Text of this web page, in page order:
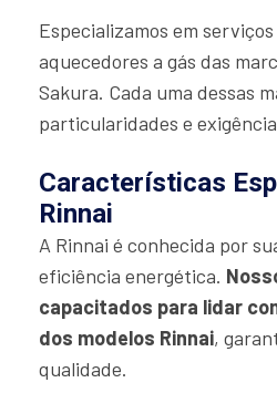
Especializamos em
aquecedores a gás das
Sakura. Cada uma dessas
particularidades e
Características
Rinnai
A Rinnai é conhecida por
eficiência energética.
capacitados para lidar
dos modelos Rinnai,
qualidade.